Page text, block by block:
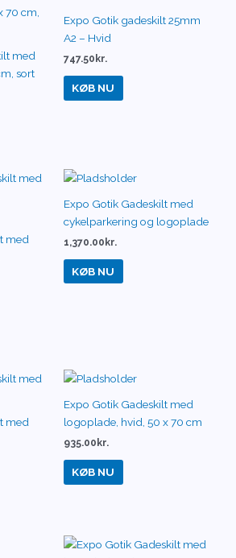
med
sort
Expo Gotik gadeskilt 25mm
A2 – Hvid
747.50 kr.
KØB NU
med
Expo Gotik Gadeskilt med
cykelparkering og logoplade
1,370.00 kr.
KØB NU
med
Expo Gotik Gadeskilt med
logoplade, hvid, 50 x 70 cm
935.00 kr.
KØB NU